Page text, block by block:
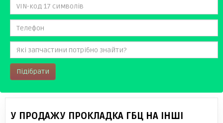
Підібрати
У ПРОДАЖУ ПРОКЛАДКА ГБЦ НА ІНШІ